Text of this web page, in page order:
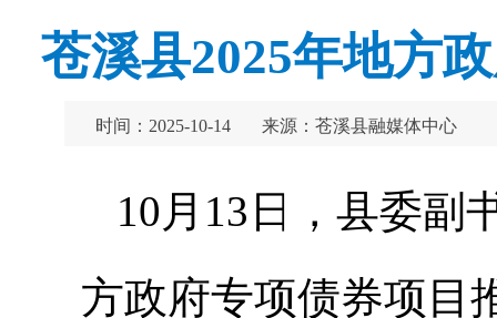
苍溪县2025年地方
时间：2025-10-14 来源：苍溪县融媒体中心
10月13日，县委副
方政府专项债券项目